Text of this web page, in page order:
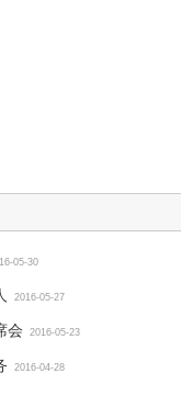
05-30
2016-05-27
会 2016-05-23
2016-04-28